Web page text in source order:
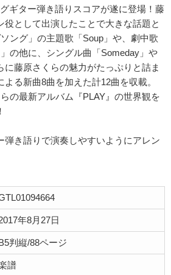
ギター弾き語りスコアが遂に登場！藤
役として出演したことで大きな話題と
ング」の主題歌「Soup」や、劇中歌
」の他に、シングル曲「Someday」や
に藤原さくらの魅力がたっぷりと詰ま
る新曲8曲を加えた計12曲を収載。
の最新アルバム『PLAY』の世界観を
き語りで演奏しやすいようにアレン
年8月27日
判縦/88ページ
譜